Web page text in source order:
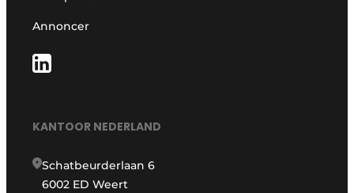
Annoncer
KANTOOR NEDERLAND
Schatbeurderlaan 6
6002 ED Weert